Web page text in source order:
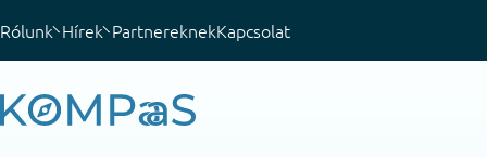
Rólunk Hírek PartnereknekKapcsolat